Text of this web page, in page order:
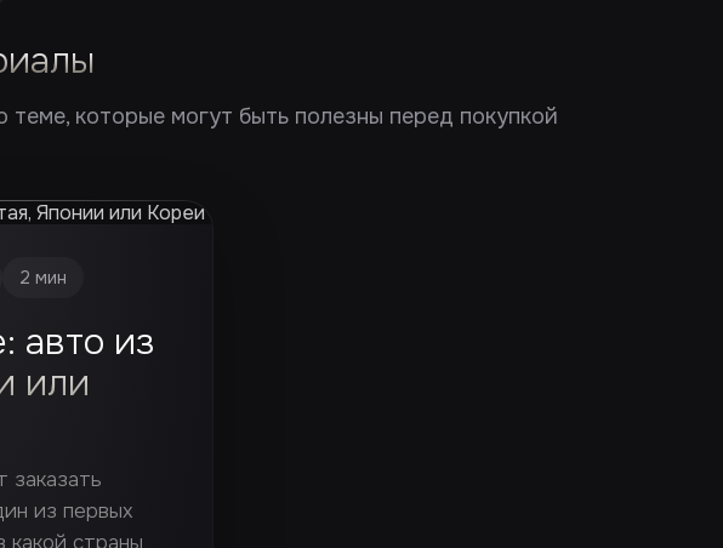
теме, которые могут быть полезны перед покупкой
2 мин
авто из
или
заказать
из первых
какой страны